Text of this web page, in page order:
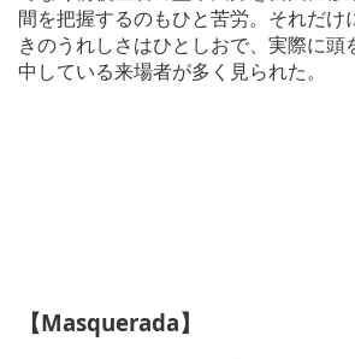
間を把握するのもひと苦労。それだけ
きのうれしさはひとしおで、実際に頭
中している来場者が多く見られた。
【Masquerada】